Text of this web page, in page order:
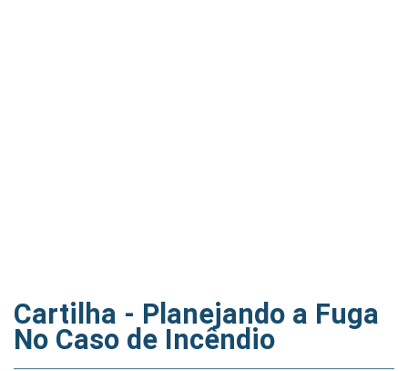
Cartilha - Planejando a Fuga
No Caso de Incêndio